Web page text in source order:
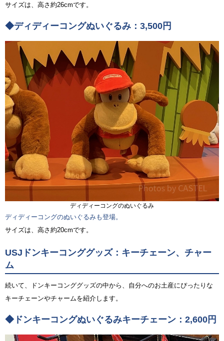
サイズは、高さ約26cmです。
◆ディディーコングぬいぐるみ：3,500円
ディディーコングのぬいぐるみ
ディディーコングのぬいぐるみも登場。
サイズは、高さ約20cmです。
USJドンキーコンググッズ：キーチェーン、チャー
ム
続いて、ドンキーコンググッズの中から、自分へのお土産にぴったりな
キーチェーンやチャームを紹介します。
◆ドンキーコングぬいぐるみキーチェーン：2,600円